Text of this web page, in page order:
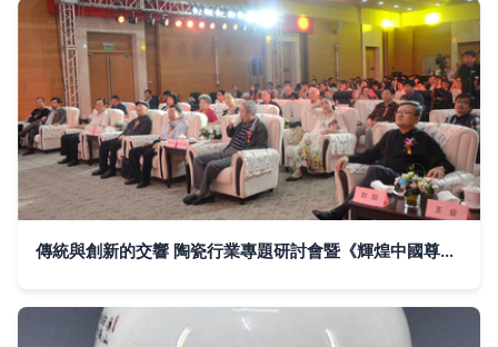
傳統與創新的交響 陶瓷行業專題研討會暨《輝煌中國尊》發布會在京舉行